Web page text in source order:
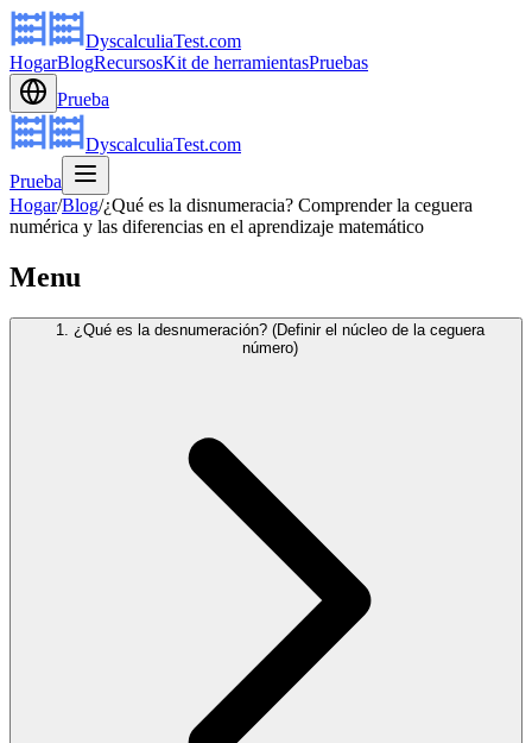
DyscalculiaTest.com
HogarBlogRecursosKit de herramientasPruebas
Prueba
DyscalculiaTest.com
Prueba
Hogar/Blog/¿Qué es la disnumeracia? Comprender la ceguera
numérica y las diferencias en el aprendizaje matemático
Menu
1. ¿Qué es la desnumeración? (Definir el núcleo de la ceguera
número)